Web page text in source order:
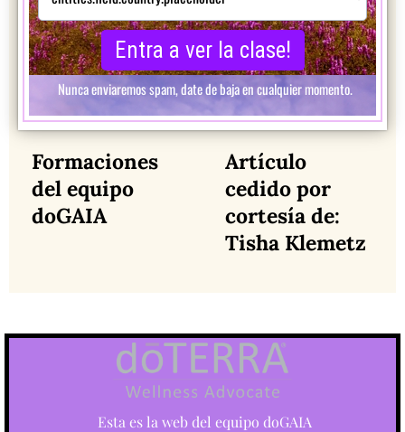
Formaciones
del equipo
doGAIA
Artículo
cedido por
cortesía de:
Tisha Klemetz
Esta es la web del equipo doGAIA